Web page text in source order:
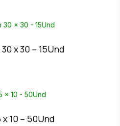
x 30 – 15Und
10 – 50Und